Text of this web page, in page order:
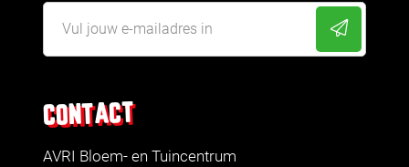
CONTACT
AVRI Bloem- en Tuincentrum